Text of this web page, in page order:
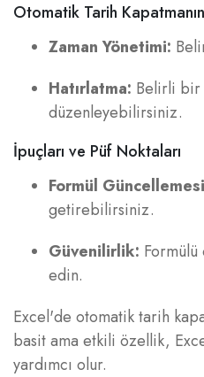
Otomatik Tarih
Zaman Yönetimi:
Hatırlatma: Belirli bir
düzenleyebilirsiniz.
İpuçları ve Püf Noktaları
Formül
getirebilirsiniz.
Güvenilirlik:
edin.
Excel'de otomatik tarih
basit ama etkili özellik,
yardımcı olur.